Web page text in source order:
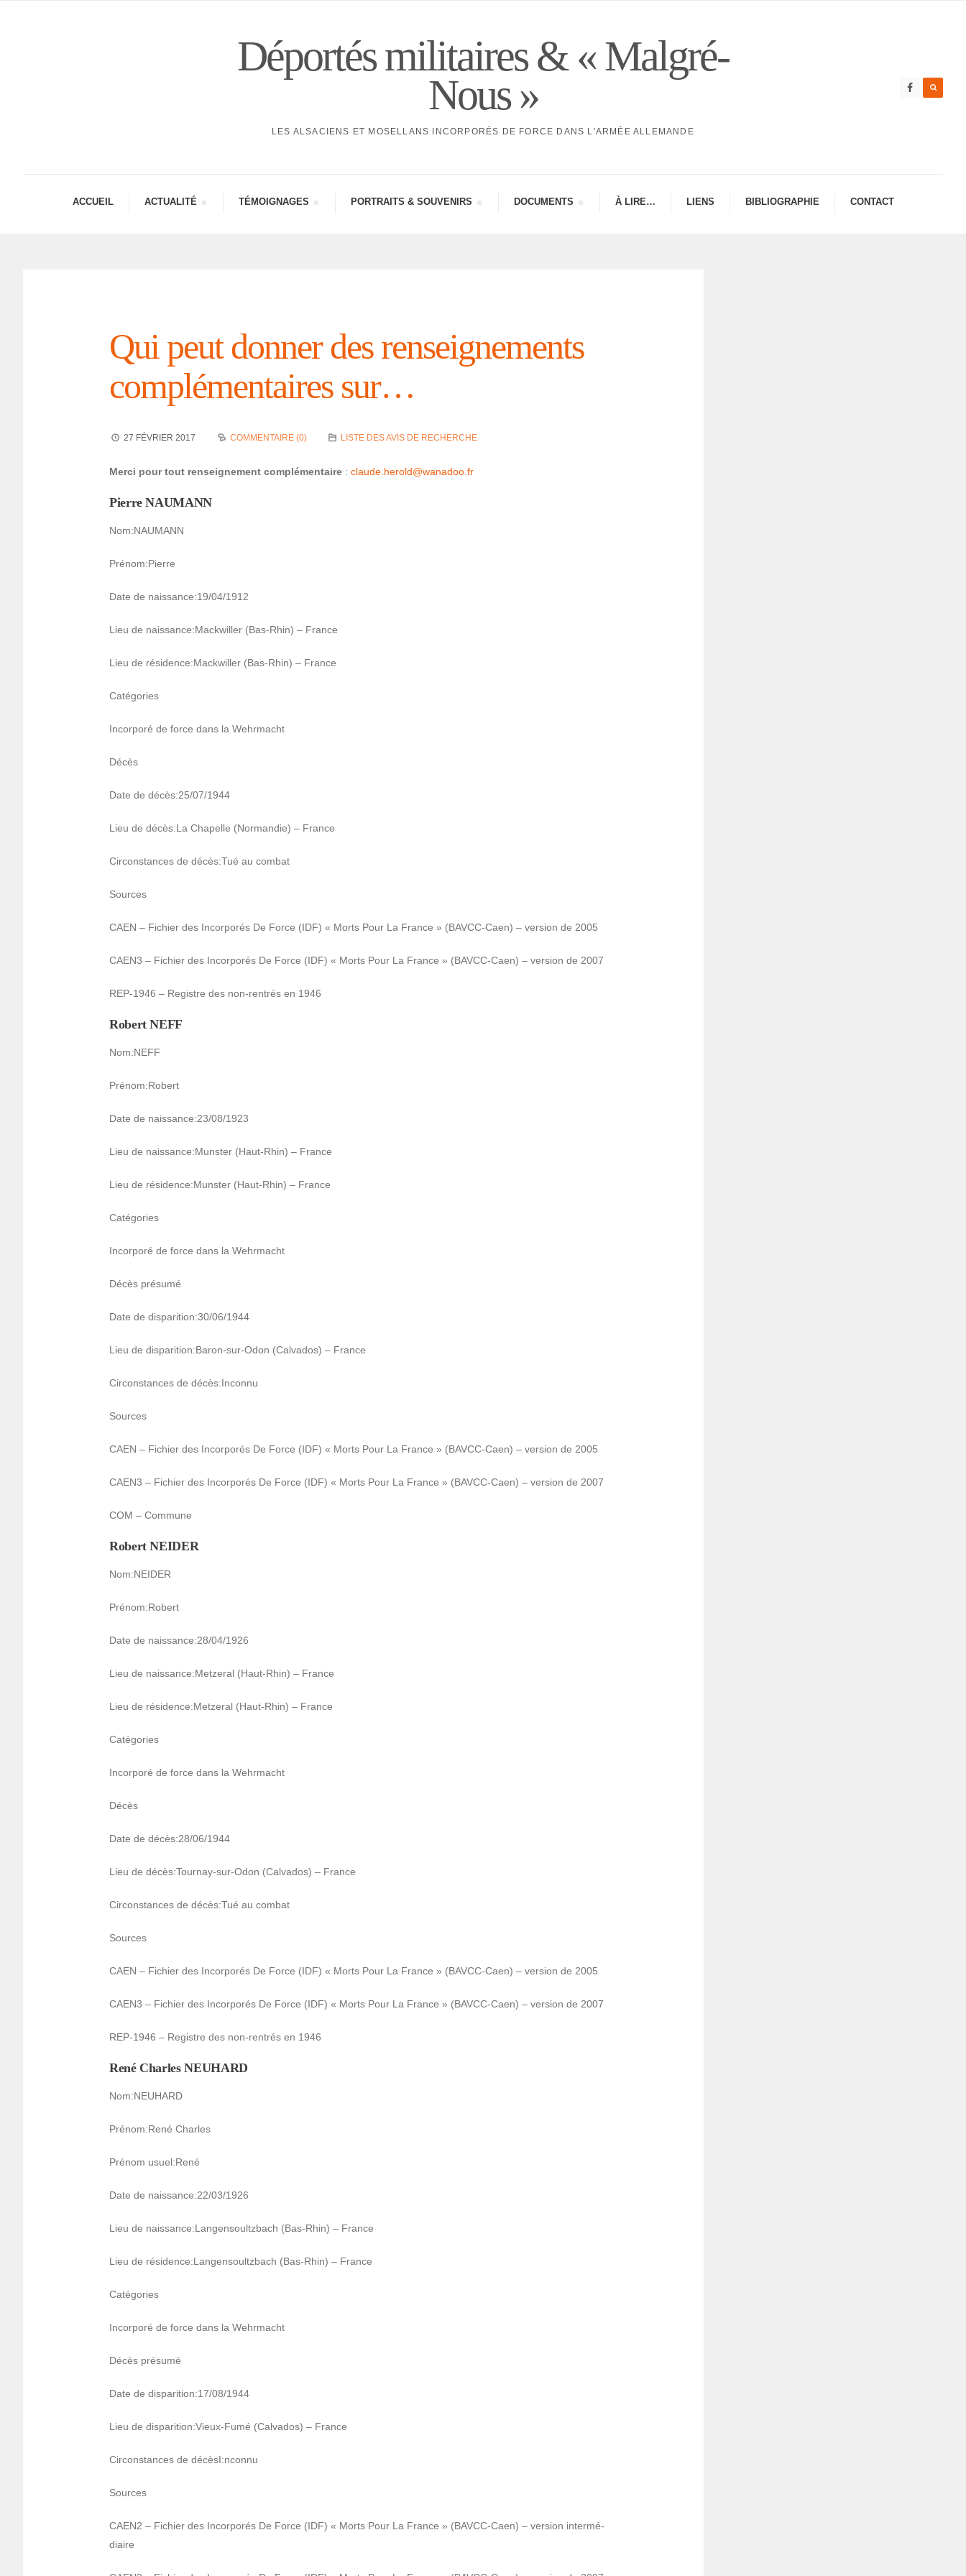
Déportés militaires & « Malgré-
Nous »
LES ALSACIENS ET MOSELLANS INCORPORÉS DE FORCE DANS L'ARMÉE ALLEMANDE
ACCUEIL ACTUA­LITÉ TÉMOI­GNAGES PORTRAITS & SOUVE­NIRS DOCU­MENTS À LIRE… LIENS BIBLIO­GRA­PHIE CONTAC­­T
Qui peut donner des rensei­gne­ments
complé­men­taires sur…
27 FÉVRIER 2017 COMMENTAIRE (0) LISTE DES AVIS DE RECHERCHE
Merci pour tout rensei­gne­ment complé­men­taire : claude.herold@­wa­na­doo.fr
Pierre NAUMANN
Nom:NAUMANN
Prénom:Pierre
Date de nais­sance:19/04/1912
Lieu de nais­sance:Mack­willer (Bas-Rhin) – France
Lieu de rési­dence:Mack­willer (Bas-Rhin) – France
Caté­go­ries
Incor­poré de force dans la Wehr­macht
Décès
Date de décès:25/07/1944
Lieu de décès:La Chapelle (Norman­die) – France
Circons­tances de décès:Tué au combat
Sources
CAEN – Fichier des Incor­po­rés De Force (IDF) « Morts Pour La France » (BAVCC-Caen) – version de 2005
CAEN3 – Fichier des Incor­po­rés De Force (IDF) « Morts Pour La France » (BAVCC-Caen) – version de 2007
REP-1946 – Registre des non-rentrés en 1946
Robert NEFF
Nom:NEFF
Prénom:Robert
Date de nais­sance:23/08/1923
Lieu de nais­sance:Muns­ter (Haut-Rhin) – France
Lieu de rési­dence:Muns­ter (Haut-Rhin) – France
Caté­go­ries
Incor­poré de force dans la Wehr­macht
Décès présumé
Date de dispa­ri­tion:30/06/1944
Lieu de dispa­ri­tion:Baron-sur-Odon (Calva­dos) – France
Circons­tances de décès:Inconnu
Sources
CAEN – Fichier des Incor­po­rés De Force (IDF) « Morts Pour La France » (BAVCC-Caen) – version de 2005
CAEN3 – Fichier des Incor­po­rés De Force (IDF) « Morts Pour La France » (BAVCC-Caen) – version de 2007
COM – Commune
Robert NEIDER
Nom:NEIDER
Prénom:Robert
Date de nais­sance:28/04/1926
Lieu de nais­sance:Metze­ral (Haut-Rhin) – France
Lieu de rési­dence:Metze­ral (Haut-Rhin) – France
Caté­go­ries
Incor­poré de force dans la Wehr­macht
Décès
Date de décès:28/06/1944
Lieu de décès:Tour­nay-sur-Odon (Calva­dos) – France
Circons­tances de décès:Tué au combat
Sources
CAEN – Fichier des Incor­po­rés De Force (IDF) « Morts Pour La France » (BAVCC-Caen) – version de 2005
CAEN3 – Fichier des Incor­po­rés De Force (IDF) « Morts Pour La France » (BAVCC-Caen) – version de 2007
REP-1946 – Registre des non-rentrés en 1946
René Charles NEUHARD
Nom:NEUHARD
Prénom:René Charles
Prénom usuel:René
Date de nais­sance:22/03/1926
Lieu de nais­sance:Langen­soultz­bach (Bas-Rhin) – France
Lieu de rési­dence:Langen­soultz­bach (Bas-Rhin) – France
Caté­go­ries
Incor­poré de force dans la Wehr­macht
Décès présumé
Date de dispa­ri­tion:17/08/1944
Lieu de dispa­ri­tion:Vieux-Fumé (Calva­dos) – France
Circons­tances de décèsI:nconnu
Sources
CAEN2 – Fichier des Incor­po­rés De Force (IDF) « Morts Pour La France » (BAVCC-Caen) – version inter­mé­
diaire